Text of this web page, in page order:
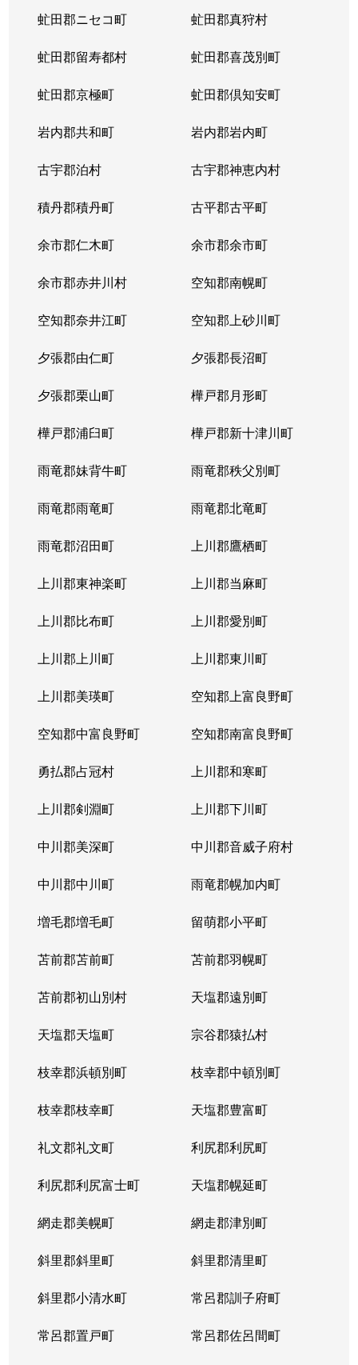
虻田郡ニセコ町 虻田郡真狩村
虻田郡留寿都村 虻田郡喜茂別町
虻田郡京極町 虻田郡倶知安町
岩内郡共和町 岩内郡岩内町
古宇郡泊村 古宇郡神恵内村
積丹郡積丹町 古平郡古平町
余市郡仁木町 余市郡余市町
余市郡赤井川村 空知郡南幌町
空知郡奈井江町 空知郡上砂川町
夕張郡由仁町 夕張郡長沼町
夕張郡栗山町 樺戸郡月形町
樺戸郡浦臼町 樺戸郡新十津川町
雨竜郡妹背牛町 雨竜郡秩父別町
雨竜郡雨竜町 雨竜郡北竜町
雨竜郡沼田町 上川郡鷹栖町
上川郡東神楽町 上川郡当麻町
上川郡比布町 上川郡愛別町
上川郡上川町 上川郡東川町
上川郡美瑛町 空知郡上富良野町
空知郡中富良野町 空知郡南富良野町
勇払郡占冠村 上川郡和寒町
上川郡剣淵町 上川郡下川町
中川郡美深町 中川郡音威子府村
中川郡中川町 雨竜郡幌加内町
増毛郡増毛町 留萌郡小平町
苫前郡苫前町 苫前郡羽幌町
苫前郡初山別村 天塩郡遠別町
天塩郡天塩町 宗谷郡猿払村
枝幸郡浜頓別町 枝幸郡中頓別町
枝幸郡枝幸町 天塩郡豊富町
礼文郡礼文町 利尻郡利尻町
利尻郡利尻富士町 天塩郡幌延町
網走郡美幌町 網走郡津別町
斜里郡斜里町 斜里郡清里町
斜里郡小清水町 常呂郡訓子府町
常呂郡置戸町 常呂郡佐呂間町